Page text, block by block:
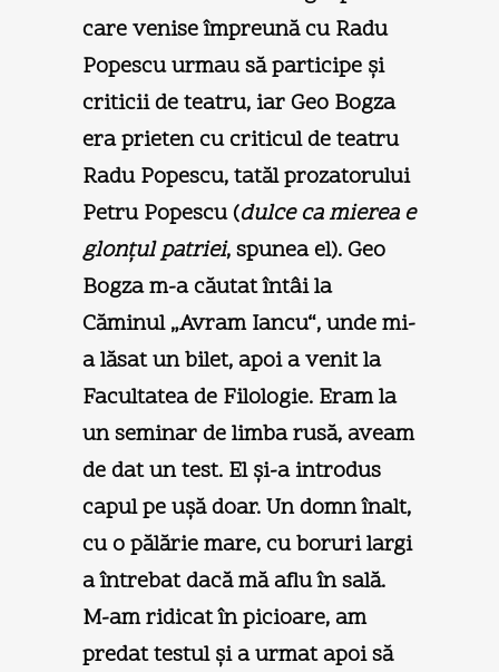
care venise împreună cu Radu
Popescu urmau să participe şi
criticii de teatru, iar Geo Bogza
era prieten cu criticul de teatru
Radu Popescu, tatăl prozatorului
Petru Popescu (dulce ca mierea e
glonţul patriei, spunea el). Geo
Bogza m-a căutat întâi la
Căminul „Avram Iancu“, unde mi-
a lăsat un bilet, apoi a venit la
Facultatea de Filologie. Eram la
un seminar de limba rusă, aveam
de dat un test. El şi-a introdus
capul pe uşă doar. Un domn înalt,
cu o pălărie mare, cu boruri largi
a întrebat dacă mă aflu în sală.
M-am ridicat în picioare, am
predat testul şi a urmat apoi să